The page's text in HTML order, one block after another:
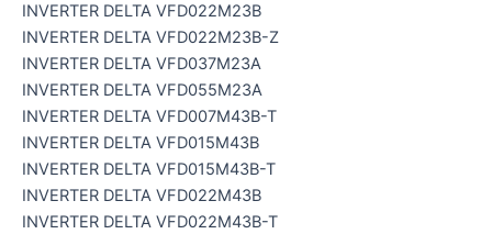
INVERTER DELTA VFD022M23B
INVERTER DELTA VFD022M23B-Z
INVERTER DELTA VFD037M23A
INVERTER DELTA VFD055M23A
INVERTER DELTA VFD007M43B-T
INVERTER DELTA VFD015M43B
INVERTER DELTA VFD015M43B-T
INVERTER DELTA VFD022M43B
INVERTER DELTA VFD022M43B-T